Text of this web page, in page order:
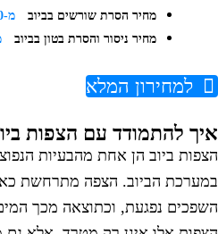
מחיר הסרת שורשים בביוב
מ-750 ₪
מחיר ניסור והסרת בטון בביוב
מ-
למחירון המלא
להתמודד עם הצפות
ביוב הן אחת מהבעיות
הביוב. הצפה מתרחשת
נפגעת, וכתוצאה מכך המים